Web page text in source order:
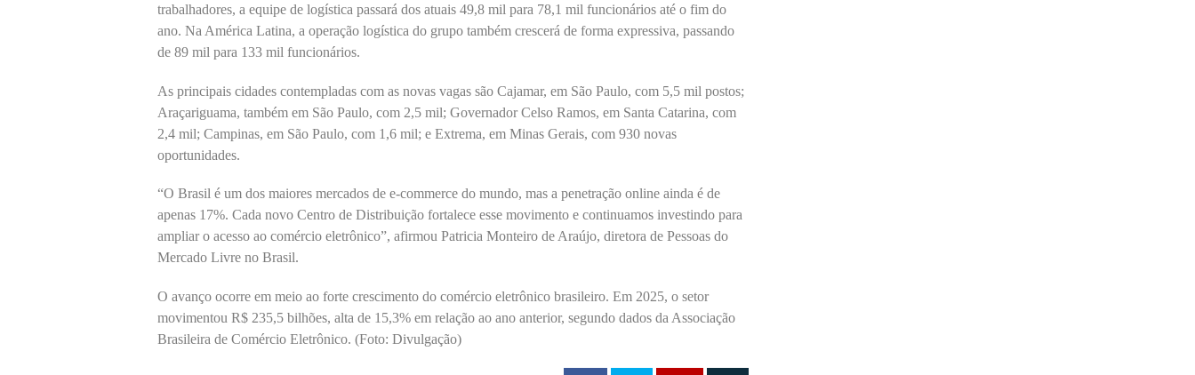
trabalhadores, a equipe de logística passará dos atuais 49,8 mil para 78,1 mil funcionários até o fim do
ano. Na América Latina, a operação logística do grupo também crescerá de forma expressiva, passando
de 89 mil para 133 mil funcionários.
As principais cidades contempladas com as novas vagas são Cajamar, em São Paulo, com 5,5 mil postos;
Araçariguama, também em São Paulo, com 2,5 mil; Governador Celso Ramos, em Santa Catarina, com
2,4 mil; Campinas, em São Paulo, com 1,6 mil; e Extrema, em Minas Gerais, com 930 novas
oportunidades.
“O Brasil é um dos maiores mercados de e-commerce do mundo, mas a penetração online ainda é de
apenas 17%. Cada novo Centro de Distribuição fortalece esse movimento e continuamos investindo para
ampliar o acesso ao comércio eletrônico”, afirmou Patricia Monteiro de Araújo, diretora de Pessoas do
Mercado Livre no Brasil.
O avanço ocorre em meio ao forte crescimento do comércio eletrônico brasileiro. Em 2025, o setor
movimentou R$ 235,5 bilhões, alta de 15,3% em relação ao ano anterior, segundo dados da Associação
Brasileira de Comércio Eletrônico. (Foto: Divulgação)